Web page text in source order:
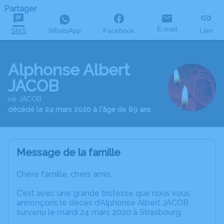
Partager
SMS WhatsApp Facebook E-mail Lien
Alphonse Albert
JACOB
né JACOB
décédé le 24 mars 2020 à l'âge de 89 ans
Message de la famille
Chère famille, chers amis,
C’est avec une grande tristesse que nous vous
annonçons le décès d’Alphonse Albert JACOB
survenu le mardi 24 mars 2020 à Strasbourg.